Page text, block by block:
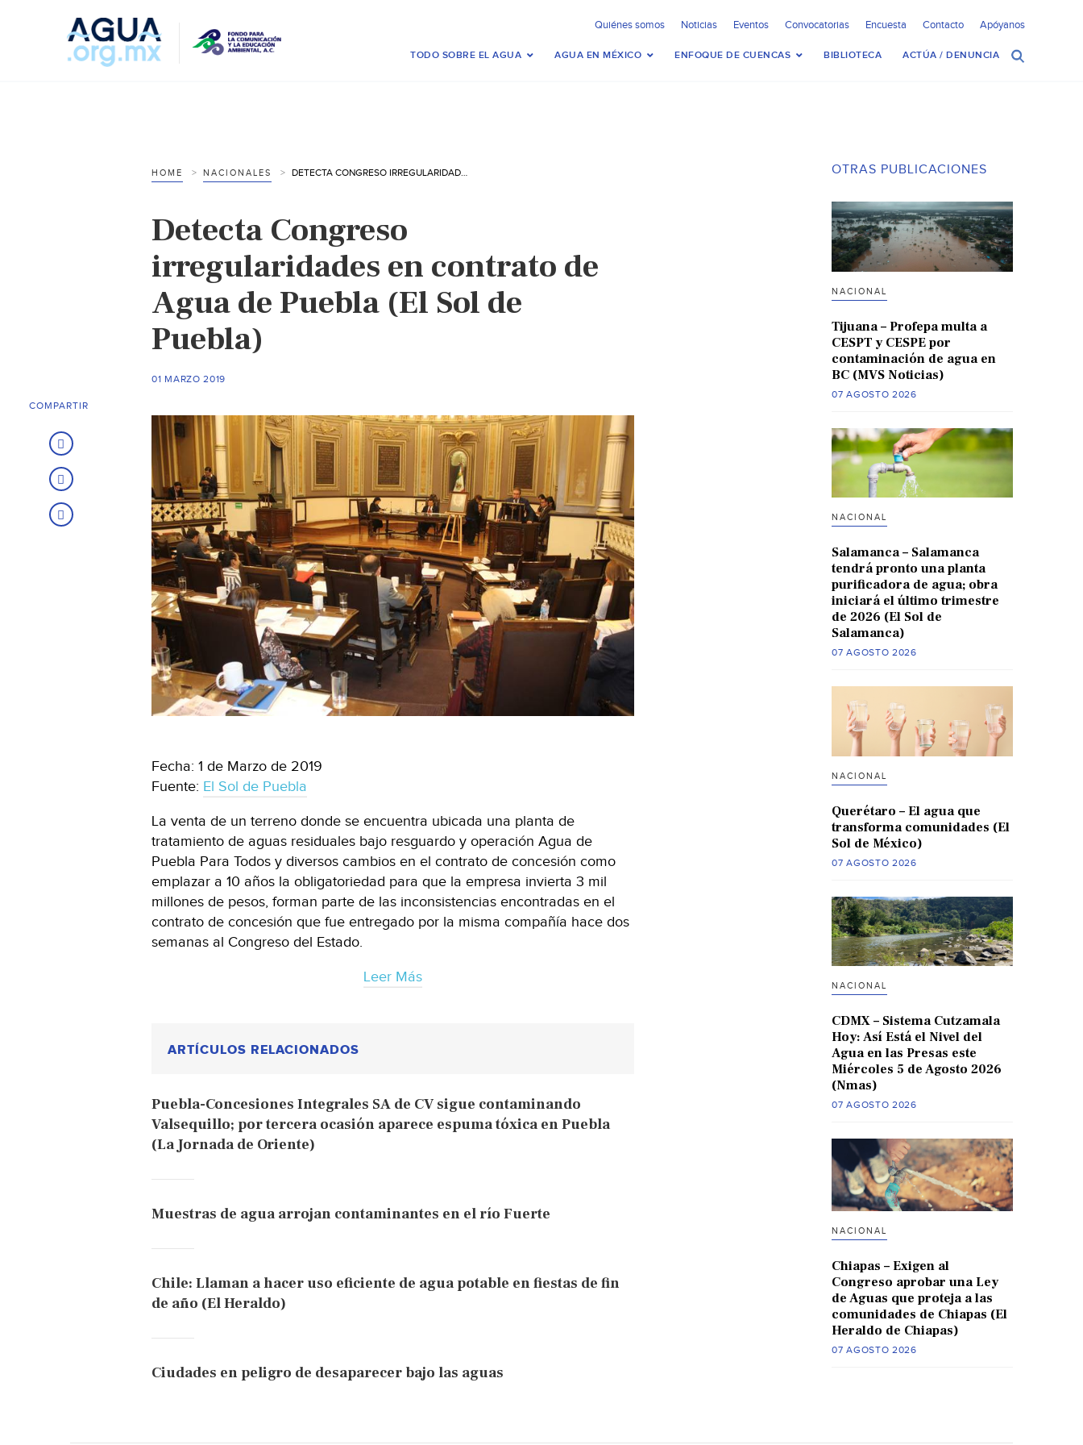
Quiénes somos Noticias Eventos Convocatorias Encuesta Contacto Apóyanos
TODO SOBRE EL AGUA AGUA EN MÉXICO ENFOQUE DE CUENCAS BIBLIOTECA ACTÚA / DENUNCIA
HOME NACIONALES DETECTA CONGRESO IRREGULARIDADES EN CONTRATO DE AGUA DE PUEBLA (EL SOL DE PUEBLA)
Detecta Congreso
irregularidades en contrato de
Agua de Puebla (El Sol de
Puebla)
01 MARZO 2019
Fecha: 1 de Marzo de 2019
Fuente: El Sol de Puebla
La venta de un terreno donde se encuentra ubicada una planta de
tratamiento de aguas residuales bajo resguardo y operación Agua de
Puebla Para Todos y diversos cambios en el contrato de concesión como
emplazar a 10 años la obligatoriedad para que la empresa invierta 3 mil
millones de pesos, forman parte de las inconsistencias encontradas en el
contrato de concesión que fue entregado por la misma compañía hace dos
semanas al Congreso del Estado.
Leer Más
ARTÍCULOS RELACIONADOS
Puebla-Concesiones Integrales SA de CV sigue contaminando
Valsequillo; por tercera ocasión aparece espuma tóxica en Puebla
(La Jornada de Oriente)
Muestras de agua arrojan contaminantes en el río Fuerte
Chile: Llaman a hacer uso eficiente de agua potable en fiestas de fin
de año (El Heraldo)
Ciudades en peligro de desaparecer bajo las aguas
COMPARTIR
OTRAS PUBLICACIONES
NACIONAL
Tijuana – Profepa multa a
CESPT y CESPE por
contaminación de agua en
BC (MVS Noticias)
07 AGOSTO 2026
NACIONAL
Salamanca – Salamanca
tendrá pronto una planta
purificadora de agua; obra
iniciará el último trimestre
de 2026 (El Sol de
Salamanca)
07 AGOSTO 2026
NACIONAL
Querétaro – El agua que
transforma comunidades (El
Sol de México)
07 AGOSTO 2026
NACIONAL
CDMX – Sistema Cutzamala
Hoy: Así Está el Nivel del
Agua en las Presas este
Miércoles 5 de Agosto 2026
(Nmas)
07 AGOSTO 2026
NACIONAL
Chiapas – Exigen al
Congreso aprobar una Ley
de Aguas que proteja a las
comunidades de Chiapas (El
Heraldo de Chiapas)
07 AGOSTO 2026